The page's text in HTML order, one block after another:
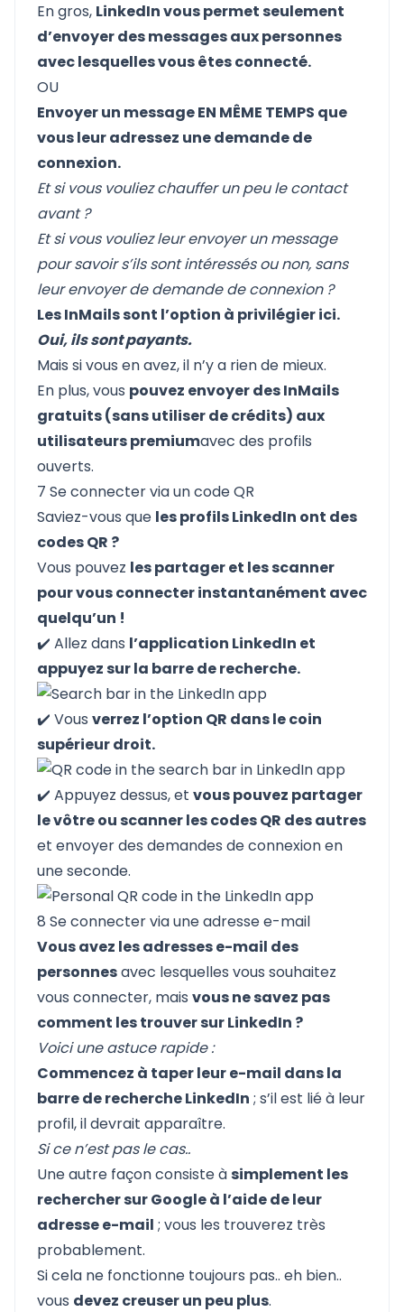
En gros, LinkedIn vous permet seulement
d’envoyer des messages aux personnes
avec lesquelles vous êtes connecté.
OU
Envoyer un message EN MÊME TEMPS que
vous leur adressez une demande de
connexion.
Et si vous vouliez chauffer un peu le contact
avant ?
Et si vous vouliez leur envoyer un message
pour savoir s’ils sont intéressés ou non, sans
leur envoyer de demande de connexion ?
Les InMails sont l’option à privilégier ici.
Oui, ils sont payants.
Mais si vous en avez, il n’y a rien de mieux.
En plus, vous pouvez envoyer des InMails
gratuits (sans utiliser de crédits) aux
utilisateurs premiumavec des profils
ouverts.
7 Se connecter via un code QR
Saviez-vous que les profils LinkedIn ont des
codes QR ?
Vous pouvez les partager et les scanner
pour vous connecter instantanément avec
quelqu’un !
✔️ Allez dans l’application LinkedIn et
appuyez sur la barre de recherche.
✔️ Vous verrez l’option QR dans le coin
supérieur droit.
✔️ Appuyez dessus, et vous pouvez partager
le vôtre ou scanner les codes QR des autres
et envoyer des demandes de connexion en
une seconde.
8 Se connecter via une adresse e-mail
Vous avez les adresses e-mail des
personnesavec lesquelles vous souhaitez
vous connecter, mais vous ne savez pas
comment les trouver sur LinkedIn ?
Voici une astuce rapide :
Commencez à taper leur e-mail dans la
barre de recherche LinkedIn ; s’il est lié à leur
profil, il devrait apparaître.
Si ce n’est pas le cas..
Une autre façon consiste àsimplement les
rechercher sur Google à l’aide de leur
adresse e-mail ; vous les trouverez très
probablement.
Si cela ne fonctionne toujours pas.. eh bien..
vous devez creuser un peu plus.